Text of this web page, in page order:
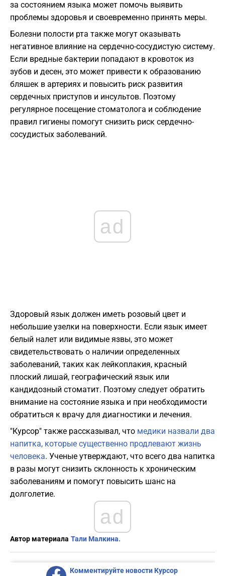
за состоянием языка может помочь выявить
проблемы здоровья и своевременно принять меры.
Болезни полости рта также могут оказывать
негативное влияние на сердечно-сосудистую систему.
Если вредные бактерии попадают в кровоток из
зубов и десен, это может привести к образованию
бляшек в артериях и повысить риск развития
сердечных приступов и инсультов. Поэтому
регулярное посещение стоматолога и соблюдение
правил гигиены помогут снизить риск сердечно-
сосудистых заболеваний.
ad
Здоровый язык должен иметь розовый цвет и
небольшие узелки на поверхности. Если язык имеет
белый налет или видимые язвы, это может
свидетельствовать о наличии определенных
заболеваний, таких как лейкоплакия, красный
плоский лишай, географический язык или
кандидозный стоматит. Поэтому следует обратить
внимание на состояние языка и при необходимости
обратиться к врачу для диагностики и лечения.
"Курсор" также рассказывал, что медики назвали два
напитка, которые существенно продлевают жизнь
человека. Ученые утверждают, что всего два напитка
в разы могут снизить склонность к хроническим
заболеваниям и помогут повысить шанс на
долголетие.
ad
Автор материала Тали Малкина.
Комментируйте новости Курсор